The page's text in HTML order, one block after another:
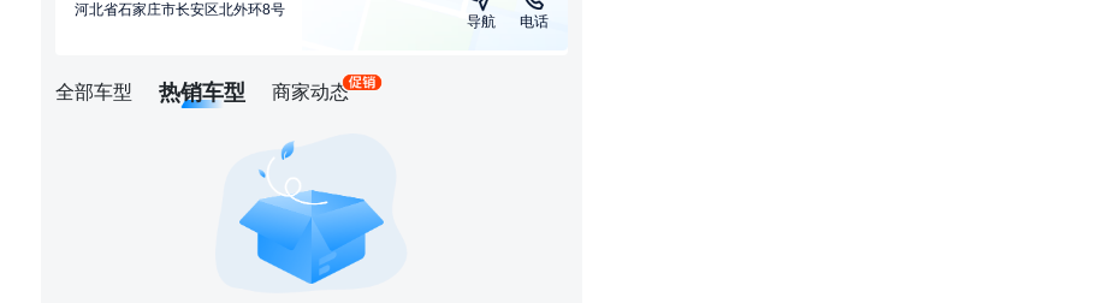
河北省石家庄市长安区北外环8号
导航 电话
全部车型 热销车型 商家动态